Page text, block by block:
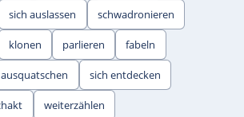
sich auslassen schwadronieren
klonen parlieren fabeln
sich entdecken
weiterzählen